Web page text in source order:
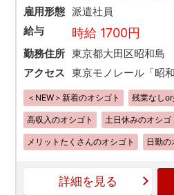
雇用形態 派遣社員
給与
時給 1700円
勤務住所 東京都大田区昭和島
アクセス
東京モノレール「昭
＜NEW＞新着のオシゴト 残業なし
高収入のオシゴト 土日休みのオシゴ
メリットたくさんのオシゴト 日勤の
詳細を見る